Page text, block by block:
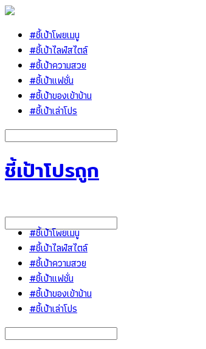
#ชี้เป้าโพยเมนู
#ชี้เป้าไลฟ์สไตล์
#ชี้เป้าความสวย
#ชี้เป้าแฟชั่น
#ชี้เป้าของเข้าบ้าน
#ชี้เป้าเล่าโปร
ชี้เป้าโปรถูก
#ชี้เป้าโพยเมนู
#ชี้เป้าไลฟ์สไตล์
#ชี้เป้าความสวย
#ชี้เป้าแฟชั่น
#ชี้เป้าของเข้าบ้าน
#ชี้เป้าเล่าโปร